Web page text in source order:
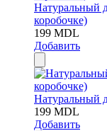
Натуральный
коробочке)
199 MDL
Добавить
Натуральный
199 MDL
Добавить